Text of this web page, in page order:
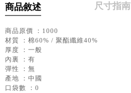
商品敘述 尺寸指南
商品原價 ：1000
材質 ：棉60% / 聚酯纖維40%
厚度 ：一般
內裏 ：有
彈性 ：無
產地 ：中國
口袋數 ：0